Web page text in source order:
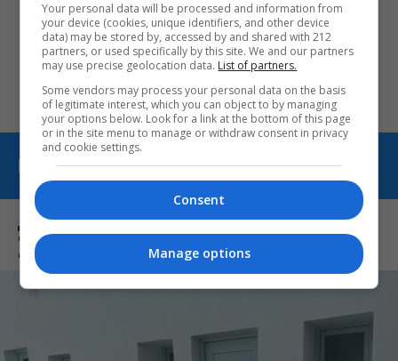
Οι «Τρωάδες» στην Επίδαυρο
αλλάζουν την αντίληψη για
τον πολιτισμό
ΠΕΡΙΣΣΟΤΕΡΑ ΑΠΟ ΕΚΔΗΛΩΣΕΙΣ
Σχετικά Θέματα
Your personal data will be processed and information from
your device (cookies, unique identifiers, and other device
data) may be stored by, accessed by and shared with 212
partners, or used specifically by this site. We and our partners
may use precise geolocation data. List of partners.
Some vendors may process your personal data on the basis
of legitimate interest, which you can object to by managing
your options below. Look for a link at the bottom of this page
or in the site menu to manage or withdraw consent in privacy
and cookie settings.
Consent
Manage options